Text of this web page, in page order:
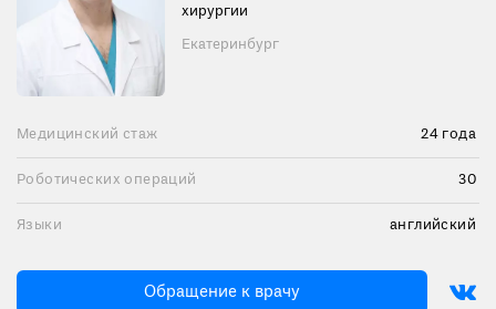
хирургии
Екатеринбург
Медицинский стаж 24 года
Роботических операций 30
Языки английский
Обращение к врачу